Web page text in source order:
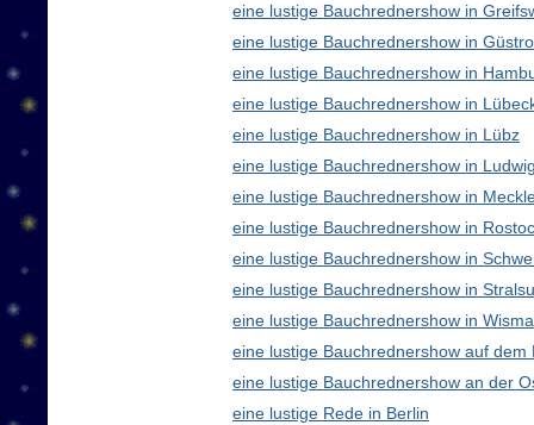
eine lustige Bauchrednershow in
eine lustige Bauchrednershow in
eine lustige Bauchrednershow in
eine lustige Bauchrednershow in
eine lustige Bauchrednershow in Lübz
eine lustige Bauchrednershow in
eine lustige Bauchrednershow in
eine lustige Bauchrednershow in
eine lustige Bauchrednershow in
eine lustige Bauchrednershow in
eine lustige Bauchrednershow in
eine lustige Bauchrednershow auf dem
eine lustige Bauchrednershow an der
eine lustige Rede in Berlin